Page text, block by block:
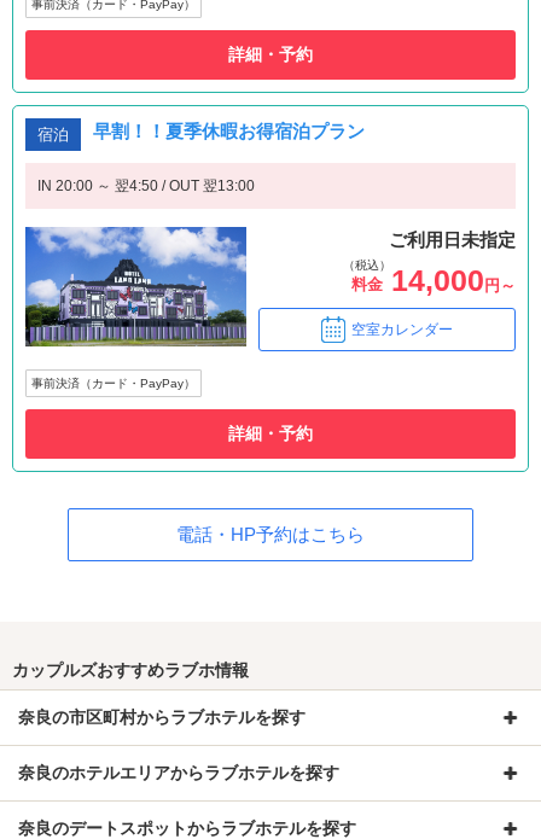
事前決済（カード・PayPay）
詳細・予約
宿泊 早割！！夏季休暇お得宿泊プラン
IN 20:00 ～ 翌4:50 / OUT 翌13:00
ご利用日未指定
（税込）
料金 14,000円～
空室カレンダー
事前決済（カード・PayPay）
詳細・予約
電話・HP予約はこちら
カップルズおすすめラブホ情報
奈良の市区町村からラブホテルを探す
奈良のホテルエリアからラブホテルを探す
奈良のデートスポットからラブホテルを探す